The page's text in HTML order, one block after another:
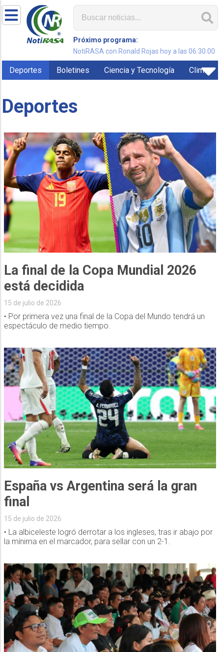
Próximo programa:
NotiRASA con Ronald Rojas hoy a las 06:30:00
Deportes Boletines Ciencia y Tecnología Clima
Deportes
La final de la Copa Mundial 2026
está decidida
15 de julio de 2026
• Por primera vez una final de la Copa del Mundo tendrá un
espectáculo de medio tiempo.
España vs Argentina será la gran
final
15 de julio de 2026
• La albiceleste logró derrotar a los ingleses, tras ir abajo por
la mínima en el marcador, para sellar con un 2-1.